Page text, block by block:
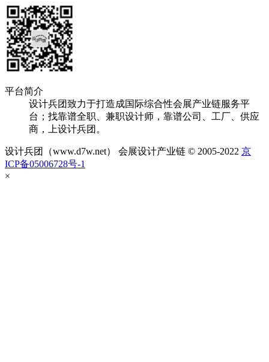
平台简介
设计兵团致力于打造成国际综合性会展产业链服务平
台；找靠谱全职、兼职设计师，靠谱公司、工厂、供应
商，上设计兵团。
设计兵团（www.d7w.net） 会展设计产业链 © 2005-2022 京
ICP备05006728号-1
×